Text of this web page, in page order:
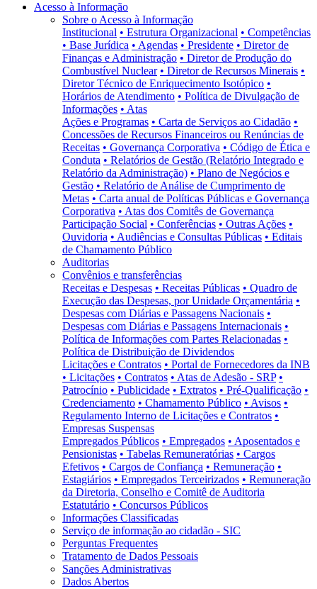
Acesso à Informação
Sobre o Acesso à Informação
Institucional • Estrutura Organizacional • Competências
• Base Jurídica • Agendas • Presidente • Diretor de
Finanças e Administração • Diretor de Produção do
Combustível Nuclear • Diretor de Recursos Minerais •
Diretor Técnico de Enriquecimento Isotópico •
Horários de Atendimento • Política de Divulgação de
Informações • Atas
Ações e Programas • Carta de Serviços ao Cidadão •
Concessões de Recursos Financeiros ou Renúncias de
Receitas • Governança Corporativa • Código de Ética e
Conduta • Relatórios de Gestão (Relatório Integrado e
Relatório da Administração) • Plano de Negócios e
Gestão • Relatório de Análise de Cumprimento de
Metas • Carta anual de Políticas Públicas e Governança
Corporativa • Atas dos Comitês de Governança
Participação Social • Conferências • Outras Ações •
Ouvidoria • Audiências e Consultas Públicas • Editais
de Chamamento Público
Auditorias
Convênios e transferências
Receitas e Despesas • Receitas Públicas • Quadro de
Execução das Despesas, por Unidade Orçamentária •
Despesas com Diárias e Passagens Nacionais •
Despesas com Diárias e Passagens Internacionais •
Política de Informações com Partes Relacionadas •
Política de Distribuição de Dividendos
Licitações e Contratos • Portal de Fornecedores da INB
• Licitações • Contratos • Atas de Adesão - SRP •
Patrocínio • Publicidade • Extratos • Pré-Qualificação •
Credenciamento • Chamamento Público • Avisos •
Regulamento Interno de Licitações e Contratos •
Empresas Suspensas
Empregados Públicos • Empregados • Aposentados e
Pensionistas • Tabelas Remuneratórias • Cargos
Efetivos • Cargos de Confiança • Remuneração •
Estagiários • Empregados Terceirizados • Remuneração
da Diretoria, Conselho e Comitê de Auditoria
Estatutário • Concursos Públicos
Informações Classificadas
Serviço de informação ao cidadão - SIC
Perguntas Frequentes
Tratamento de Dados Pessoais
Sanções Administrativas
Dados Abertos